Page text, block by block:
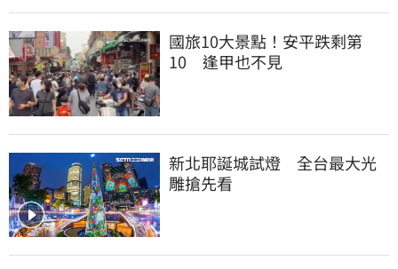
國旅10大景點！安平跌剩第
10　逢甲也不見
新北耶誕城試燈　全台最大光
雕搶先看